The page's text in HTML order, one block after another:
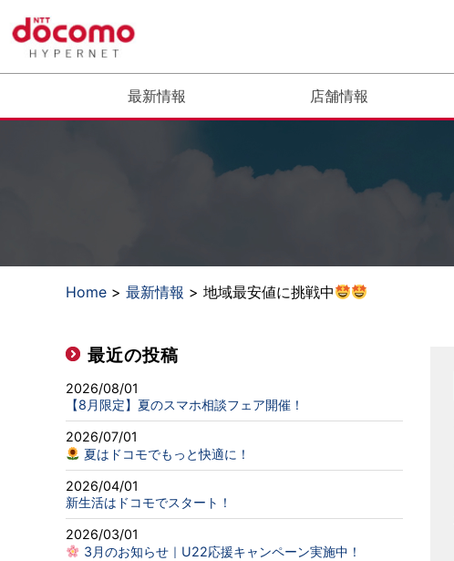
最新情報 店舗情報
Home > 最新情報 > 地域最安値に挑戦中
最近の投稿
2026/08/01
【8月限定】夏のスマホ相談フェア開催！
2026/07/01
夏はドコモでもっと快適に！
2026/04/01
新生活はドコモでスタート！
2026/03/01
3月のお知らせ｜U22応援キャンペーン実施中！